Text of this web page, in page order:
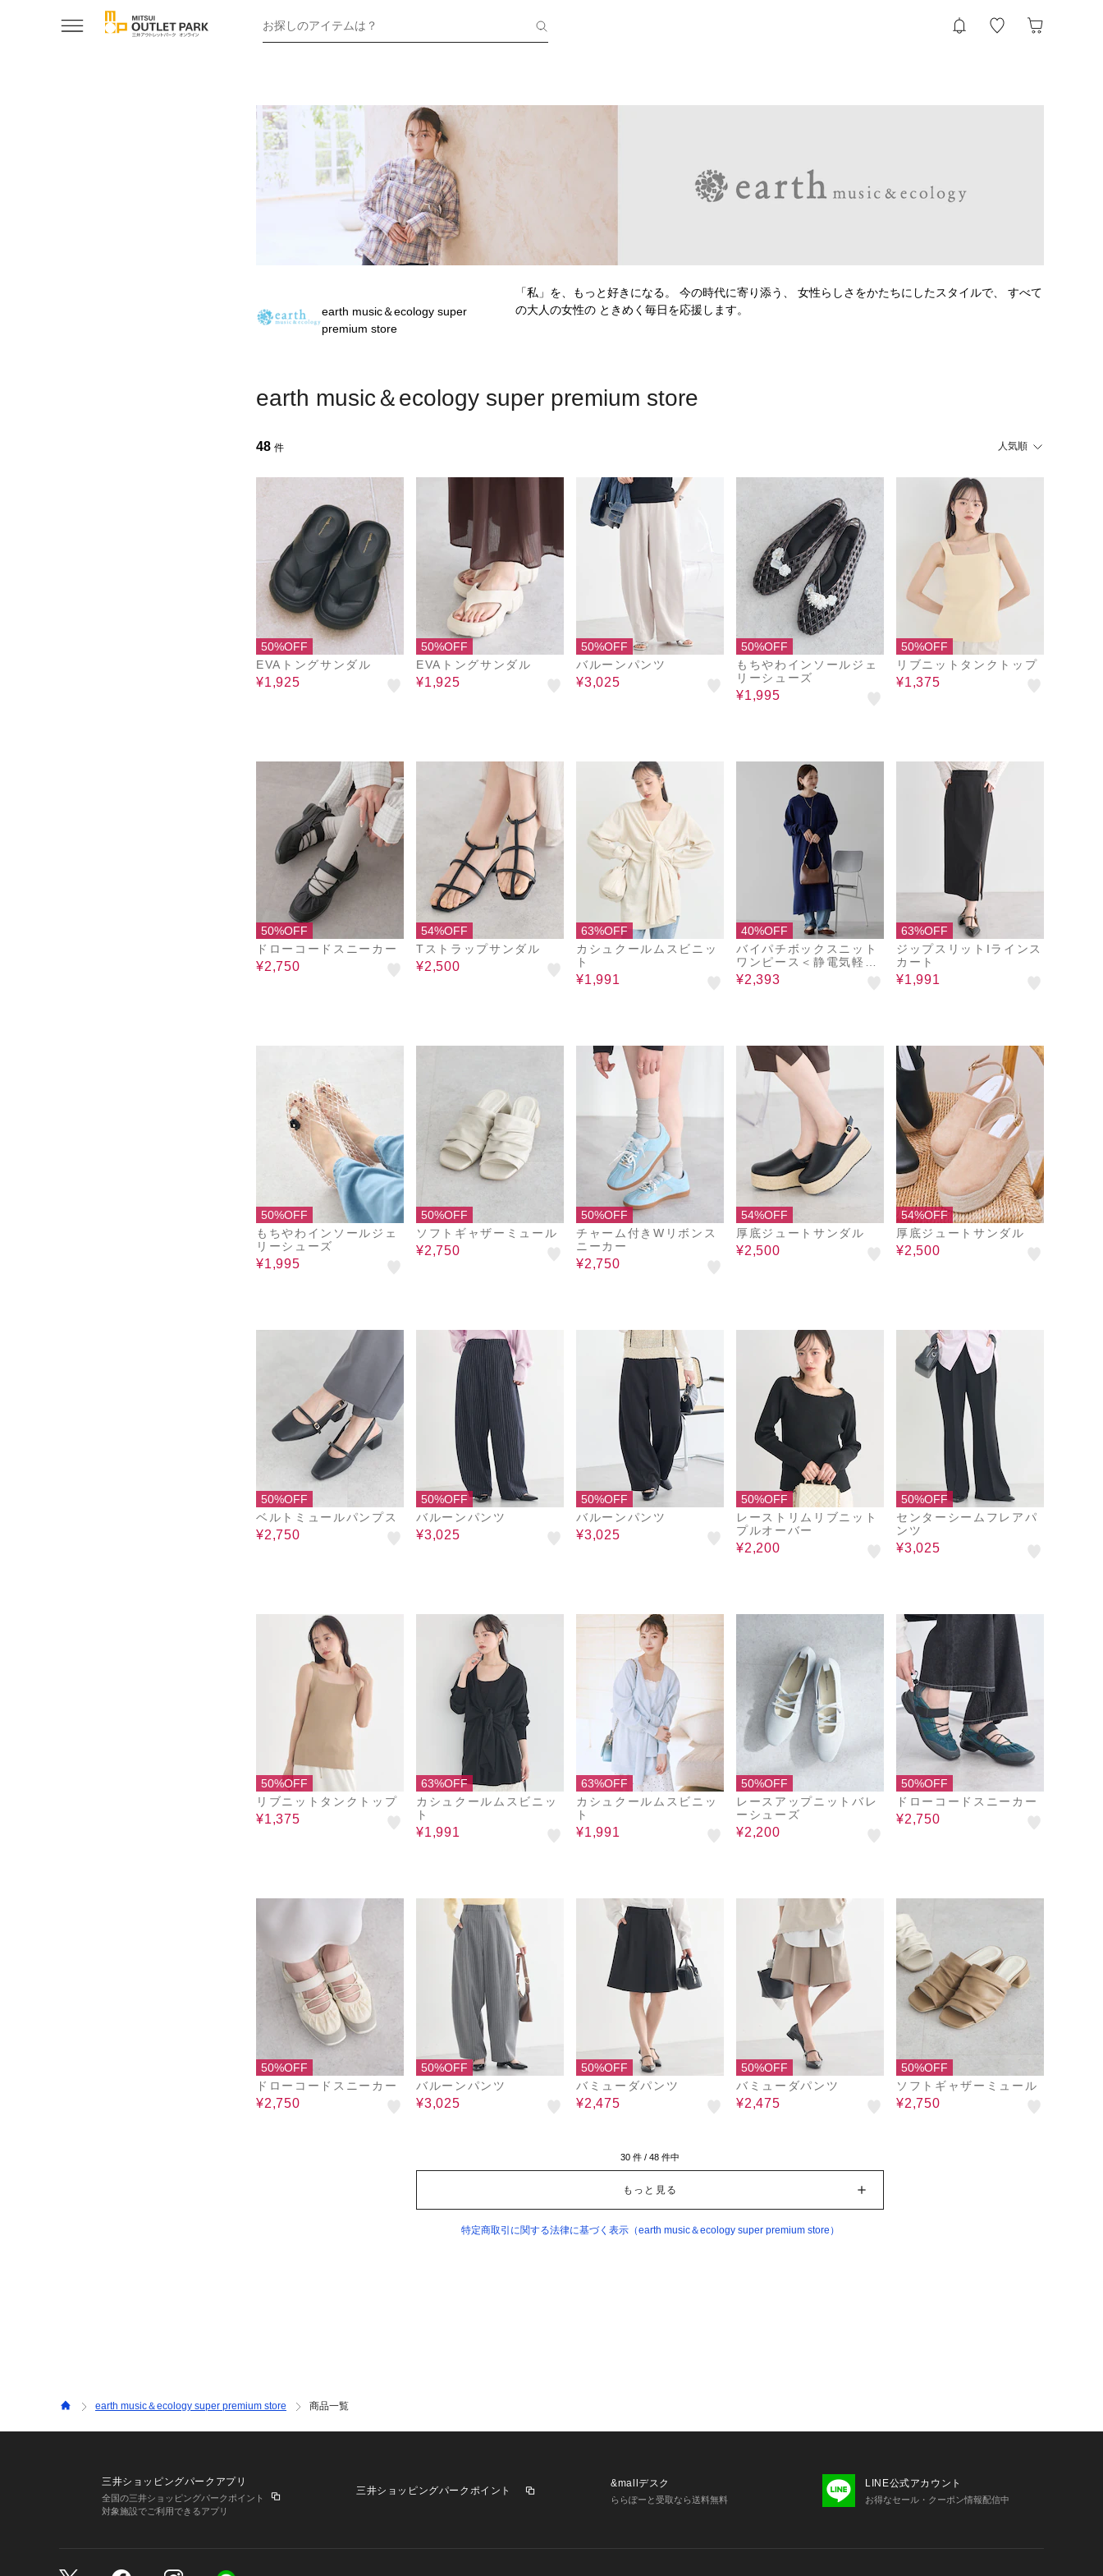
お探しのアイテムは？
earth music＆ecology super
premium store
「私」を、もっと好きになる。 今の時代に寄り添う、 女性らしさをかたちにしたスタイルで、 すべて
の大人の女性の ときめく毎日を応援します。
earth music＆ecology super premium store
48 件 人気順
50%OFF
EVAトングサンダル
¥1,925
50%OFF
EVAトングサンダル
¥1,925
50%OFF
バルーンパンツ
¥3,025
50%OFF
もちやわインソールジェ
リーシューズ
¥1,995
50%OFF
リブニットタンクトップ
¥1,375
50%OFF
ドローコードスニーカー
¥2,750
54%OFF
Tストラップサンダル
¥2,500
63%OFF
カシュクールムスビニッ
ト
¥1,991
40%OFF
バイパチボックスニット
ワンピース＜静電気軽減
＞
¥2,393
63%OFF
ジップスリットIラインス
カート
¥1,991
50%OFF
もちやわインソールジェ
リーシューズ
¥1,995
50%OFF
ソフトギャザーミュール
¥2,750
50%OFF
チャーム付きWリボンス
ニーカー
¥2,750
54%OFF
厚底ジュートサンダル
¥2,500
54%OFF
厚底ジュートサンダル
¥2,500
50%OFF
ベルトミュールパンプス
¥2,750
50%OFF
バルーンパンツ
¥3,025
50%OFF
バルーンパンツ
¥3,025
50%OFF
レーストリムリブニット
プルオーバー
¥2,200
50%OFF
センターシームフレアパ
ンツ
¥3,025
50%OFF
リブニットタンクトップ
¥1,375
63%OFF
カシュクールムスビニッ
ト
¥1,991
63%OFF
カシュクールムスビニッ
ト
¥1,991
50%OFF
レースアップニットバレ
ーシューズ
¥2,200
50%OFF
ドローコードスニーカー
¥2,750
50%OFF
ドローコードスニーカー
¥2,750
50%OFF
バルーンパンツ
¥3,025
50%OFF
バミューダパンツ
¥2,475
50%OFF
バミューダパンツ
¥2,475
50%OFF
ソフトギャザーミュール
¥2,750
30 件 / 48 件中
もっと見る
特定商取引に関する法律に基づく表示（earth music＆ecology super premium store）
earth music＆ecology super premium store 商品一覧
三井ショッピングパークアプリ
全国の三井ショッピングパークポイント
対象施設でご利用できるアプリ
三井ショッピングパークポイント
&mallデスク
ららぽーと受取なら送料無料
LINE公式アカウント
お得なセール・クーポン情報配信中